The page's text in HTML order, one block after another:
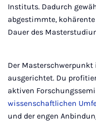
Instituts. Dadurch
abgestimmte,
Dauer des
Der
ausgerichtet. Du
aktiven
wissenschaftlichen
und der engen